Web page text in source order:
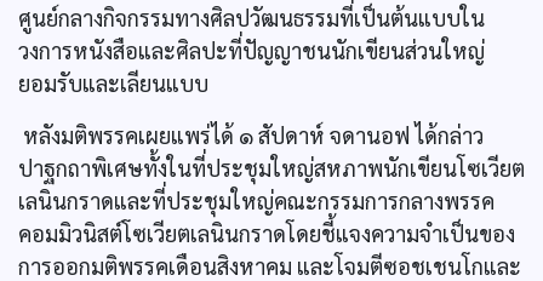
ศูนย์กลางกิจกรรมทางศิลปวัฒนธรรมที่เป็นต้นแบบใน
วงการหนังสือและศิลปะที่ปัญญาชนนักเขียนส่วนใหญ่
ยอมรับและเลียนแบบ
หลังมติพรรคเผยแพร่ได้ ๑ สัปดาห์ จดานอฟ ได้กล่าว
ปาฐกถาพิเศษทั้งในที่ประชุมใหญ่สหภาพนักเขียนโซเวียต
เลนินกราดและที่ประชุมใหญ่คณะกรรมการกลางพรรค
คอมมิวนิสต์โซเวียตเลนินกราดโดยชี้แจงความจำเป็นของ
การออกมติพรรคเดือนสิงหาคม และโจมตีซอชเชนโกและ